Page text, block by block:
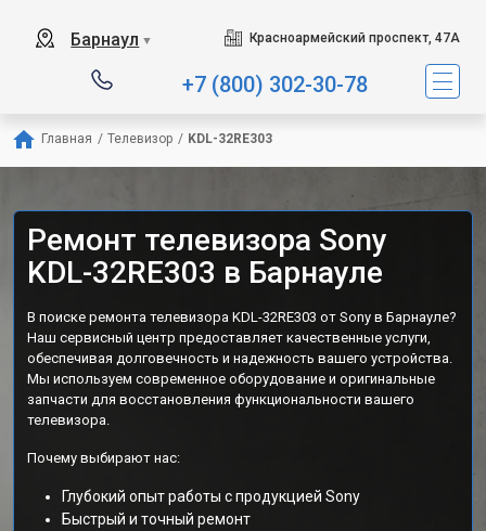
Барнаул ▼ Красноармейский проспект, 47А
+7 (800) 302-30-78
Главная / Телевизор / KDL-32RE303
Ремонт телевизора Sony
KDL-32RE303 в Барнауле
В поиске ремонта телевизора KDL-32RE303 от Sony в Барнауле?
Наш сервисный центр предоставляет качественные услуги,
обеспечивая долговечность и надежность вашего устройства.
Мы используем современное оборудование и оригинальные
запчасти для восстановления функциональности вашего
телевизора.
Почему выбирают нас:
Глубокий опыт работы с продукцией Sony
Быстрый и точный ремонт